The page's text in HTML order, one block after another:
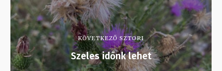
KÖVETKEZŐ SZTORI
Szeles időnk lehet